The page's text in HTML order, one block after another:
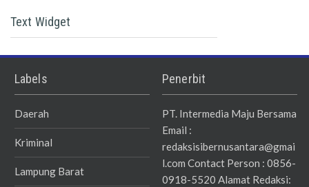
Text Widget
Labels
Daerah
Kriminal
Lampung Barat
Penerbit
PT. Intermedia Maju Bersama
Email :
redaksisibernusantara@gmai
l.com Contact Person : 0856-
0918-5520 Alamat Redaksi: